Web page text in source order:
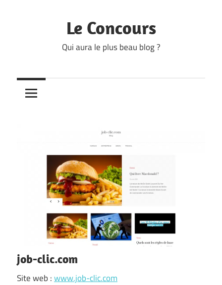
Le Concours
Qui aura le plus beau blog ?
job-clic.com
Site web :www.job-clic.com